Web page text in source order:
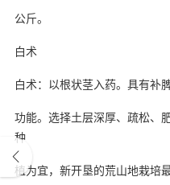
公斤。
白术
白术：以根状茎入药。具有补
功能。选择土层深厚、疏松、
种
植为宜，新开垦的荒山地栽培